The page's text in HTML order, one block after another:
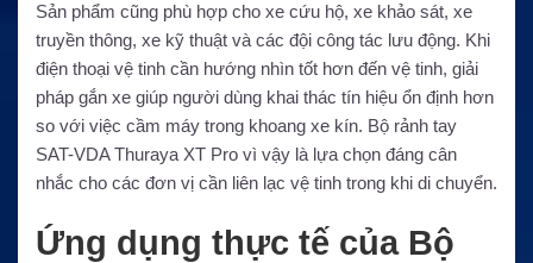
Sản phẩm cũng phù hợp cho xe cứu hộ, xe khảo sát, xe
truyền thông, xe kỹ thuật và các đội công tác lưu động. Khi
điện thoại vệ tinh cần hướng nhìn tốt hơn đến vệ tinh, giải
pháp gắn xe giúp người dùng khai thác tín hiệu ổn định hơn
so với việc cầm máy trong khoang xe kín. Bộ rảnh tay
SAT-VDA Thuraya XT Pro vì vậy là lựa chọn đáng cân
nhắc cho các đơn vị cần liên lạc vệ tinh trong khi di chuyển.
Ứng dụng thực tế của Bộ